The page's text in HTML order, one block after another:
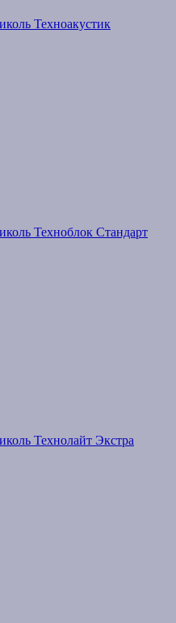
Техноакустик
Техноблок Стандарт
Технолайт Экстра